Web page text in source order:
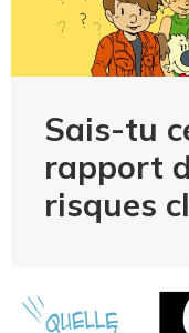
Sais-tu
rapport
risques